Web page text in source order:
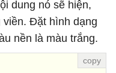
dung nó sẽ hiện,
Đặt hình dạng
nền là màu trắng.